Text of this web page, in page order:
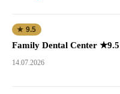
★ 9.5
Family Dental Center ★9.5
14.07.2026